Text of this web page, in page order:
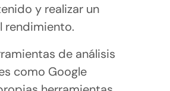
y realizar un
rendimiento.
de análisis
como Google